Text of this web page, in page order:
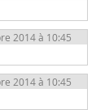
2014 à 10:45
2014 à 10:45